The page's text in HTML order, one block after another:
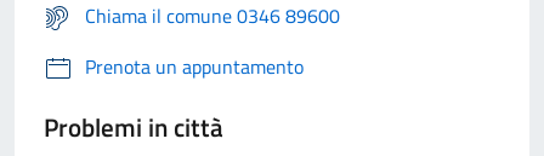
Chiama il comune 0346 89600
Prenota un appuntamento
Problemi in città